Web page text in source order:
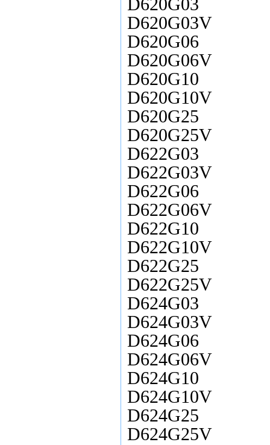
D620G03
D620G03V
D620G06
D620G06V
D620G10
D620G10V
D620G25
D620G25V
D622G03
D622G03V
D622G06
D622G06V
D622G10
D622G10V
D622G25
D622G25V
D624G03
D624G03V
D624G06
D624G06V
D624G10
D624G10V
D624G25
D624G25V